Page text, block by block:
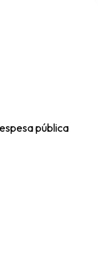
pública